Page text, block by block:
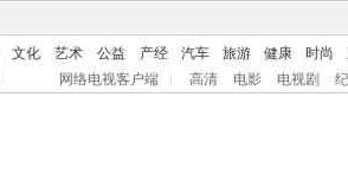
文化 艺术 公益 产经 汽车 旅游 健康 时尚
网络电视客户端 高清 电影 电视剧